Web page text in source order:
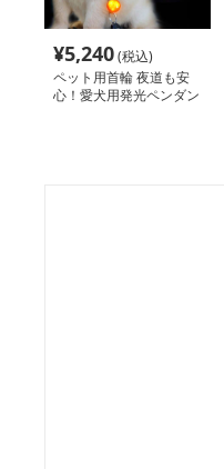
¥5,240(税込)
ペット用首輪 夜道も安
心！愛犬用発光ペンダン